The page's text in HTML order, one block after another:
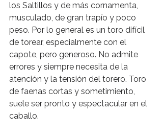
los Saltillos y de más cornamenta,
musculado, de gran trapío y poco
peso. Por lo general es un toro difícil
de torear, especialmente con el
capote, pero generoso. No admite
errores y siempre necesita de la
atención y la tensión del torero. Toro
de faenas cortas y sometimiento,
suele ser pronto y espectacular en el
caballo.